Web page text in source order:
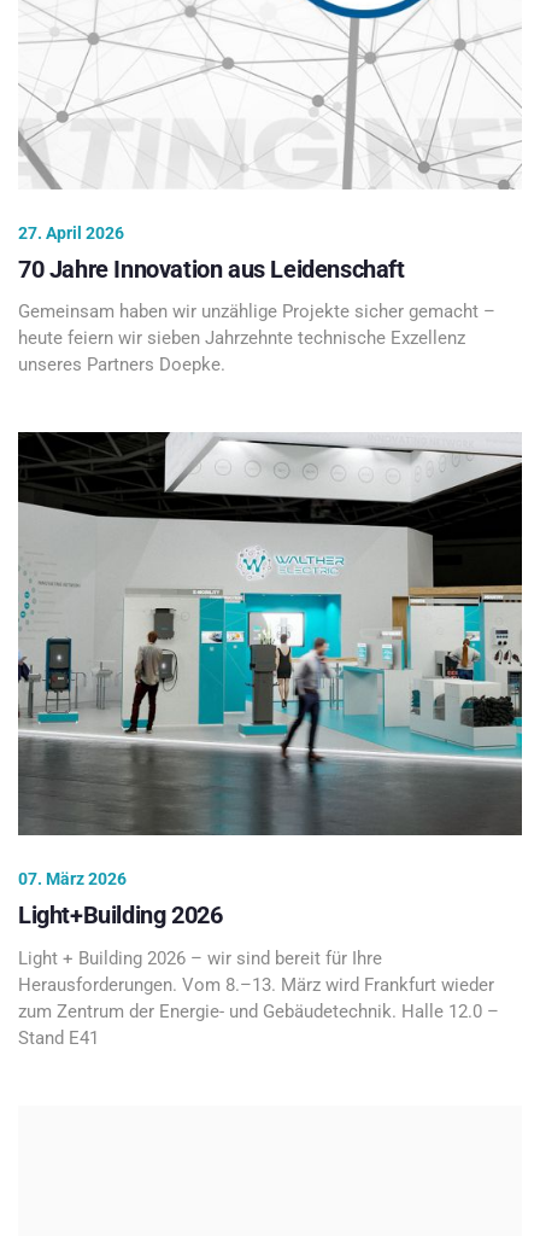
27. April 2026
70 Jahre Innovation aus Leidenschaft
Gemeinsam haben wir unzählige Projekte sicher gemacht –
heute feiern wir sieben Jahrzehnte technische Exzellenz
unseres Partners Doepke.
07. März 2026
Light+Building 2026
Light + Building 2026 – wir sind bereit für Ihre
Herausforderungen. Vom 8.–13. März wird Frankfurt wieder
zum Zentrum der Energie- und Gebäudetechnik. Halle 12.0 –
Stand E41